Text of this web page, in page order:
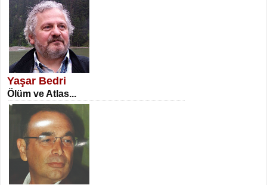
NECLA DİLEK ARSLAN
Öğretmenler Günü Mahkemesi...
İSA KARATEPE
Ekranlar Arasında Kaybolan İnsan...
Yaşar Bedri
Ölüm ve Atlas...